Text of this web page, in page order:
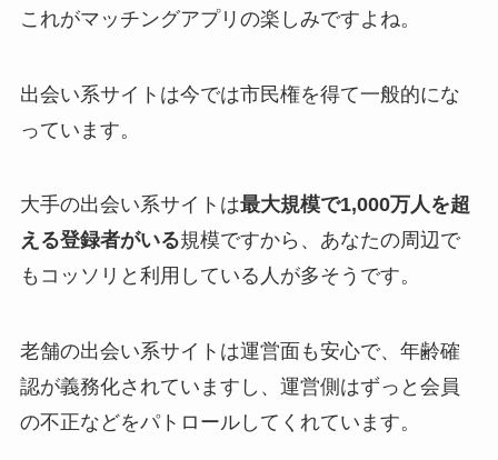
これがマッチングアプリの楽しみですよね。
出会い系サイトは今では市民権を得て一般的にな
っています。
大手の出会い系サイトは最大規模で1,000万人を超
える登録者がいる規模ですから、あなたの周辺で
もコッソリと利用している人が多そうです。
老舗の出会い系サイトは運営面も安心で、年齢確
認が義務化されていますし、運営側はずっと会員
の不正などをパトロールしてくれています。